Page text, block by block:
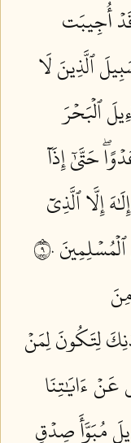
أُجِيبَت
ٱلَّذِينَ لَا
ٱلۡبَحۡرَ
حَتَّىٰٓ إِذَآ
إِلَّا ٱلَّذِيٓ
٩٠
لِتَكُونَ لِمَنۡ
عَنۡ ءَايَٰتِنَا
مُبَوَّأَ صِدۡقٖ